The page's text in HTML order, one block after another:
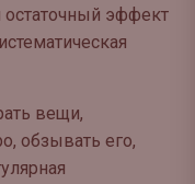
остаточный эффект
вещи,
обзывать его,